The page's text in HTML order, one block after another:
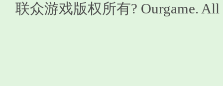
联众游戏版权所有? Ourgame.